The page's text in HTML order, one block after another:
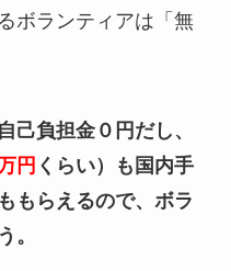
ボランティアは「無
己負担金０円だし、
円 くらい）も国内手
もらえるので、ボラ
。